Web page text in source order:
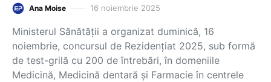
Ana Moise 16 noiembrie 2025
Ministerul Sănătății a organizat duminică, 16
noiembrie, concursul de Rezidențiat 2025, sub formă
de test-grilă cu 200 de întrebări, în domeniile
Medicină, Medicină dentară și Farmacie în centrele